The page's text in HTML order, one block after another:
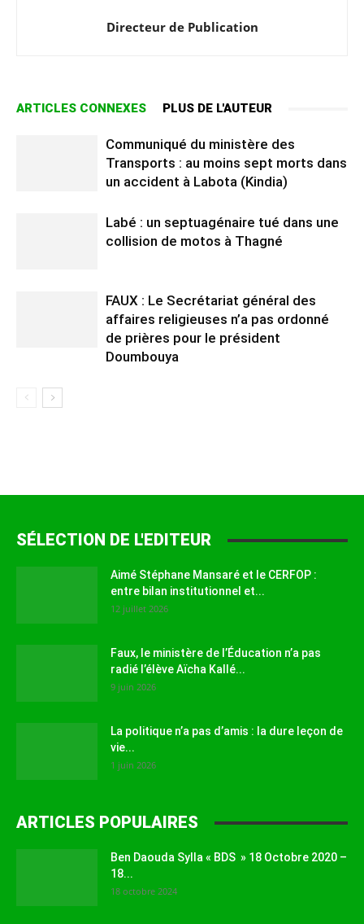
Directeur de Publication
ARTICLES CONNEXES PLUS DE L'AUTEUR
Communiqué du ministère des
Transports : au moins sept morts dans
un accident à Labota (Kindia)
Labé : un septuagénaire tué dans une
collision de motos à Thagné
FAUX : Le Secrétariat général des
affaires religieuses n’a pas ordonné
de prières pour le président
Doumbouya
SÉLECTION DE L'EDITEUR
Aimé Stéphane Mansaré et le CERFOP :
entre bilan institutionnel et...
12 juillet 2026
Faux, le ministère de l’Éducation n’a pas
radié l’élève Aïcha Kallé...
9 juin 2026
La politique n’a pas d’amis : la dure leçon de
vie...
1 juin 2026
ARTICLES POPULAIRES
Ben Daouda Sylla « BDS » 18 Octobre 2020 –
18...
18 octobre 2024